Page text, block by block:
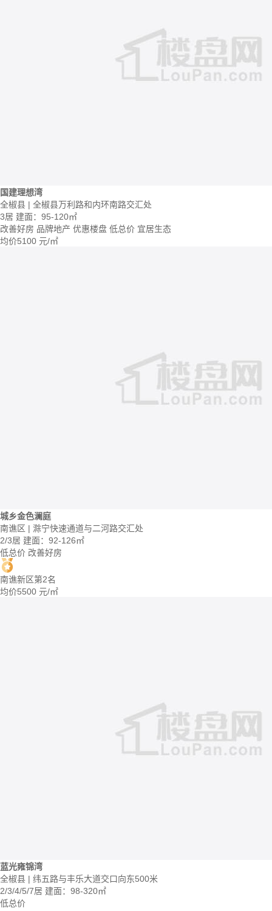
国建理想湾
全椒县 | 全椒县万利路和内环南路交汇处
3居 建面：95-120㎡
改善好房 品牌地产 优惠楼盘 低总价 宜居生态
均价5100 元/㎡
城乡金色澜庭
南谯区 | 滁宁快速通道与二河路交汇处
2/3居 建面：92-126㎡
低总价 改善好房
南谯新区第2名
均价5500 元/㎡
蓝光雍锦湾
全椒县 | 纬五路与丰乐大道交口向东500米
2/3/4/5/7居 建面：98-320㎡
低总价